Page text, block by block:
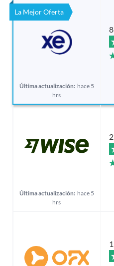
La Mejor Oferta
Última actualización: hace 5
hrs
Última actualización: hace 5
hrs